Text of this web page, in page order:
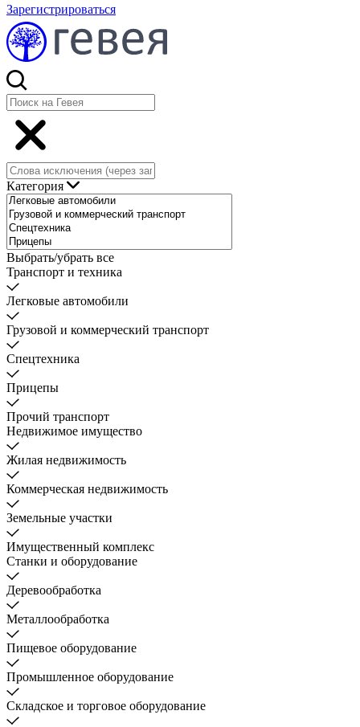
Зарегистрироваться
Категория
Выбрать/убрать все
Транспорт и техника
Легковые автомобили
Грузовой и коммерческий транспорт
Спецтехника
Прицепы
Прочий транспорт
Недвижимое имущество
Жилая недвижимость
Коммерческая недвижимость
Земельные участки
Имущественный комплекс
Станки и оборудование
Деревообработка
Металлообработка
Пищевое оборудование
Промышленное оборудование
Складское и торговое оборудование